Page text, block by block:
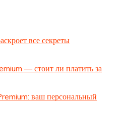
все секреты
— стоит ли платить за
ваш персональный